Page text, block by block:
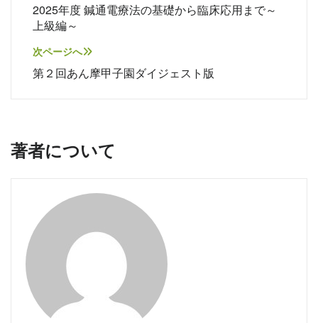
稿
ナ
ビ
ゲ
ョ
2025年度 鍼通電療法の基礎から臨床応用まで～
上級編～
次ページへ
第２回あん摩甲子園ダイジェスト版
著者について